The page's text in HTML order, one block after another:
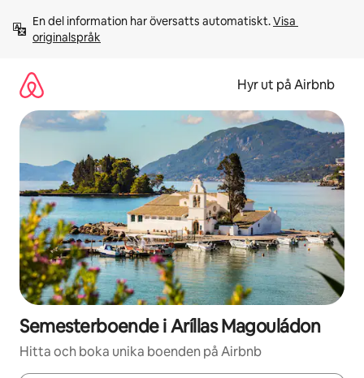
innehåll
En del information har översatts automatiskt. Visa
originalspråk
Hyr ut på Airbnb
Semesterboende i Aríllas Magouládon
Hitta och boka unika boenden på Airbnb